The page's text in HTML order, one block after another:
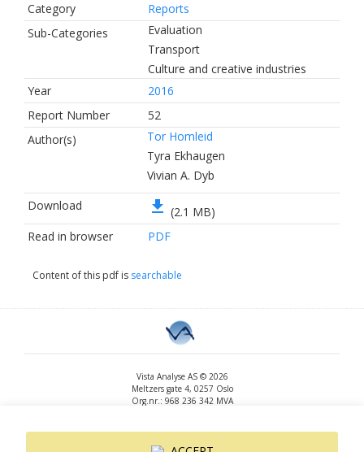
Category
Reports
Sub-Categories
Evaluation
Transport
Culture and creative industries
Year
2016
Report Number
52
Author(s)
Tor Homleid
Tyra Ekhaugen
Vivian A. Dyb
Download
file_download (2.1 MB)
Read in browser
PDF
Content of this pdf is searchable
Vista Analyse AS © 2026
Meltzers gate 4, 0257 Oslo
Org.nr.: 968 236 342 MVA